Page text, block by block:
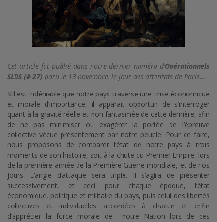
Cet article fut publié dans notre dernier numéro d’Opérationnels
SLDS (# 27) paru le 13 novembre, le jour des attentats de Paris…
S’il est indéniable que notre pays traverse une crise économique
et morale d’importance, il apparait opportun de s’interroger
quant à la gravité réelle et non fantasmée de cette dernière, afin
de ne pas minimiser ou exagérer la portée de l’épreuve
collective vécue présentement par notre peuple. Pour ce faire,
nous proposons de comparer l’état de notre pays à trois
moments de son histoire, soit à la chute du Premier Empire, lors
de la première année de la Première Guerre mondiale, et de nos
jours. L’angle d’attaque sera triple. Il s’agira de présenter
successivement, et ceci pour chaque époque, l’état
économique, politique et militaire du pays, puis celui des libertés
collectives et individuelles accordées à chacun et enfin
d’apprécier la force morale de notre Nation lors de ces